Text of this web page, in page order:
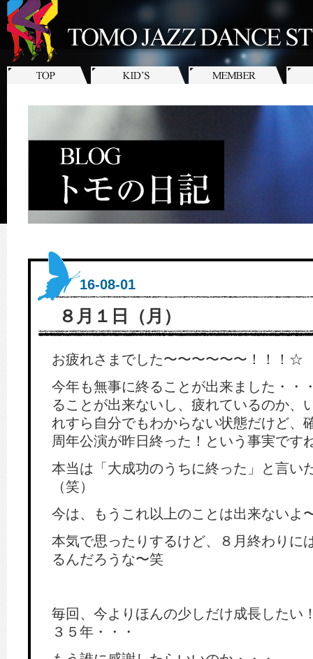
16-08-01
８月１日（月）
お疲れさまでした〜〜〜〜〜〜！！！☆
今年も無事に終ることが出来ました・・
ることが出来ないし、疲れているのか、
れすら自分でもわからない状態だけど、
周年公演が昨日終った！という事実です
本当は「大成功のうちに終った」と言い
（笑）
今は、もうこれ以上のことは出来ないよ
本気で思ったりするけど、８月終わりに
るんだろうな〜笑
毎回、今よりほんの少しだけ成長したい
３５年・・・